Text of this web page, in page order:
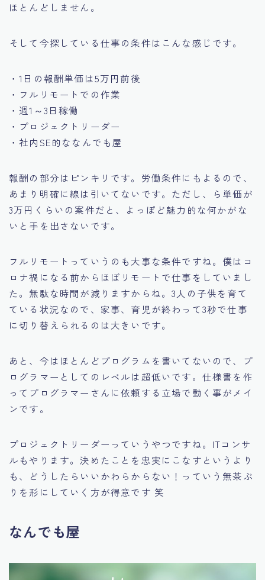
ほとんどしません。
そして今探している仕事の条件はこんな感じです。
・1日の報酬単価は5万円前後
・フルリモートでの作業
・週1～3日稼働
・プロジェクトリーダー
・社内SE的ななんでも屋
報酬の部分はピンキリです。労働条件にもよるので、
あまり明確に線は引いてないです。ただし、ら単価が
3万円くらいの案件だと、よっぽど魅力的な何かがな
いと手を出さないです。
フルリモートっていうのも大事な条件ですね。僕はコ
ロナ禍になる前からほぼリモートで仕事をしていまし
た。無駄な時間が減りますからね。3人の子供を育て
ている状況なので、家事、育児が終わって3秒で仕事
に切り替えられるのは大きいです。
あと、今はほとんどプログラムを書いてないので、プ
ログラマーとしてのレベルは超低いです。仕様書を作
ってプログラマーさんに依頼する立場で動く事がメイ
ンです。
プロジェクトリーダーっていうやつですね。ITコンサ
ルもやります。決めたことを忠実にこなすというより
も、どうしたらいいかわらからない！っていう無茶ぶ
りを形にしていく方が得意です 笑
なんでも屋